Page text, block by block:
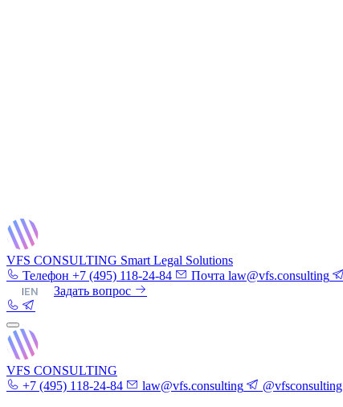
VFS CONSULTING Smart Legal Solutions
Телефон +7 (495) 118-24-84 Почта law@vfs.consulting
|EN Задать вопрос
VFS CONSULTING
+7 (495) 118-24-84
law@vfs.consulting @vfsconsulting